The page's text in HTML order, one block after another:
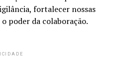
fortalecer nossas
poder da colaboração.